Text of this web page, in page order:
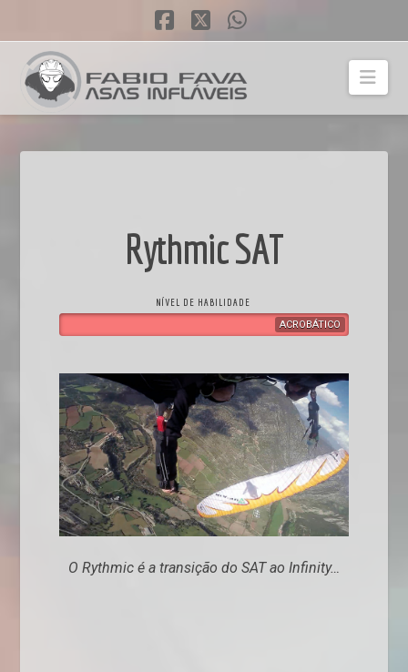
Facebook
X Whatsapp
Fabio
Fava
Inflaveis
Rythmic SAT
NÍVEL DE HABILIDADE
ACROBÁTICO
O Rythmic é a transição do SAT ao Infinity…